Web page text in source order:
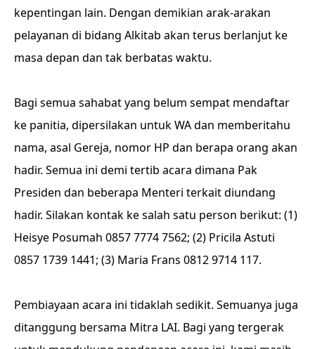
kepentingan lain. Dengan demikian arak-arakan
pelayanan di bidang Alkitab akan terus berlanjut ke
masa depan dan tak berbatas waktu.
Bagi semua sahabat yang belum sempat mendaftar
ke panitia, dipersilakan untuk WA dan memberitahu
nama, asal Gereja, nomor HP dan berapa orang akan
hadir. Semua ini demi tertib acara dimana Pak
Presiden dan beberapa Menteri terkait diundang
hadir. Silakan kontak ke salah satu person berikut: (1)
Heisye Posumah 0857 7774 7562; (2) Pricila Astuti
0857 1739 1441; (3) Maria Frans 0812 9714 117.
Pembiayaan acara ini tidaklah sedikit. Semuanya juga
ditanggung bersama Mitra LAI. Bagi yang tergerak